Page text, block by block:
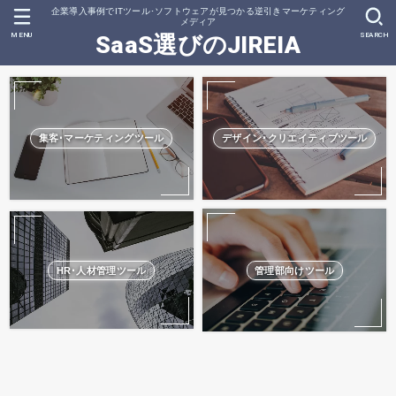
企業導入事例でITツール･ソフトウェアが見つかる逆引きマーケティング
メディア
SaaS選びのJIREIA SEARCH
MENU
集客･マーケティングツール デザイン･クリエイティブツール
HR･人材管理ツール 管理部向けツール